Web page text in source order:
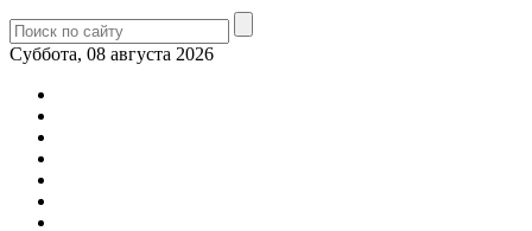
Суббота, 08 августа 2026